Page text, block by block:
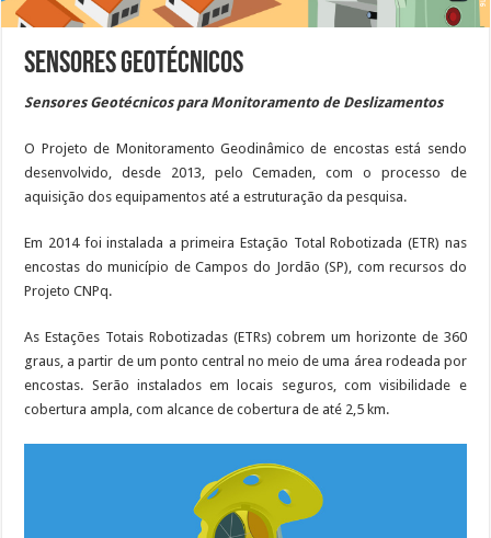
Sensores geotécnicos
Sensores Geotécnicos para Monitoramento de Deslizamentos
O Projeto de Monitoramento Geodinâmico de encostas está sendo
desenvolvido, desde 2013, pelo Cemaden, com o processo de
aquisição dos equipamentos até a estruturação da pesquisa.
Em 2014 foi instalada a primeira Estação Total Robotizada (ETR) nas
encostas do município de Campos do Jordão (SP), com recursos do
Projeto CNPq.
As Estações Totais Robotizadas (ETRs) cobrem um horizonte de 360
graus, a partir de um ponto central no meio de uma área rodeada por
encostas. Serão instalados em locais seguros, com visibilidade e
cobertura ampla, com alcance de cobertura de até 2,5 km.